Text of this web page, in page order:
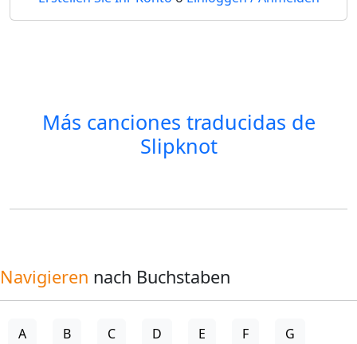
Más canciones traducidas de
Slipknot
Navigieren nach Buchstaben
A B C D E F G